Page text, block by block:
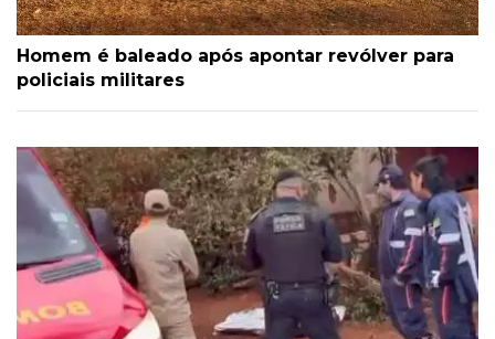
Homem é baleado após apontar revólver para
policiais militares